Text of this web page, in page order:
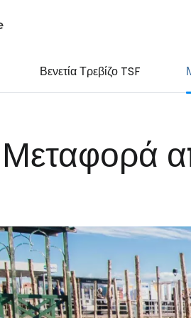
Βενετία Τρεβίζο TSF
Μεταφορά